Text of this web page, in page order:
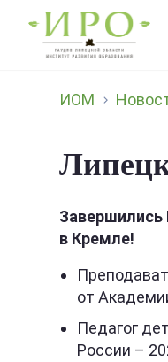
ИОМ
Завершились
в Кремле!
от
Педагог
России –